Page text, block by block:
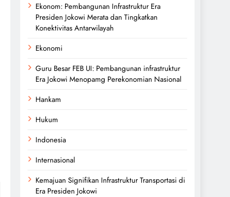
Ekonom: Pembangunan Infrastruktur Era
Presiden Jokowi Merata dan Tingkatkan
Konektivitas Antarwilayah
Ekonomi
Guru Besar FEB UI: Pembangunan infrastruktur
Era Jokowi Menopamg Perekonomian Nasional
Hankam
Hukum
Indonesia
Internasional
Kemajuan Signifikan Infrastruktur Transportasi di
Era Presiden Jokowi